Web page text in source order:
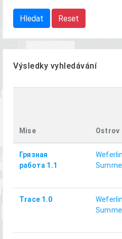
Hledat Reset
Výsledky vyhledávání
Mise Ostrov
Грязная
работа 1.1
Trace 1.0